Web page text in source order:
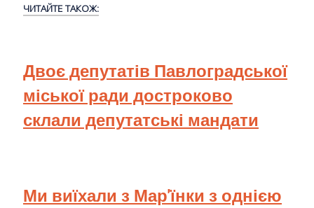
ЧИТАЙТЕ ТАКОЖ:
Двоє депутатів Павлоградської
міської ради достроково
склали депутатські мандати
Ми виїхали з Мар'їнки з однією